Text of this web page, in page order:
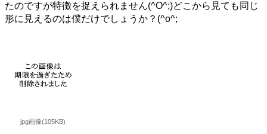
たのですが特徴を捉えられません(^O^;)どこから見ても同じ
形に見えるのは僕だけでしょうか？(^o^;
jpg画像(105KB)